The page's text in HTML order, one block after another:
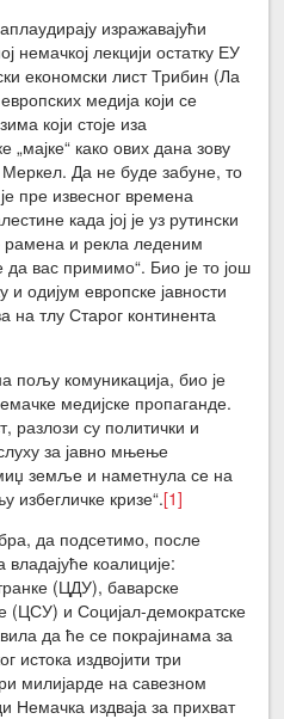
изражавајући
немачкој лекцији остатку ЕУ
економски лист Трибин (Ла
медија који се
који стоје иза
„мајке“ како ових дана зову
Да не буде забуне, то
пре извесног времена
када јој је уз рутински
и рекла леденим
вас примимо“. Био је то још
и одијум европске јавности
на тлу Старог континента
пољу комуникација, био је
медијске пропаганде.
разлози су политички и
за јавно мњење
земље и наметнула се на
избегличке кризе“.[1]
да подсетимо, после
коалиције:
(ЦДУ), баварске
(ЦСУ) и Социјал-демократске
да ће се покрајинама за
истока издвојити три
милијарде на савезном
Немачка издваја за прихват